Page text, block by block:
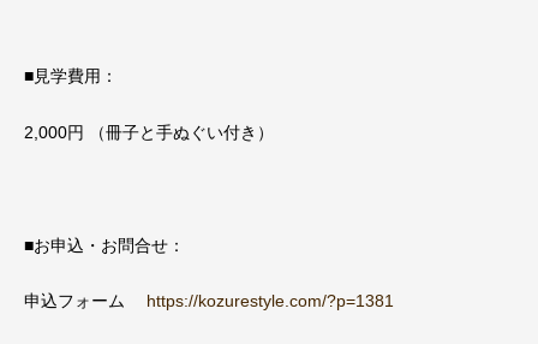
■見学費用：
2,000円 （冊子と手ぬぐい付き）
■お申込・お問合せ：
申込フォーム https://kozurestyle.com/?p=1381